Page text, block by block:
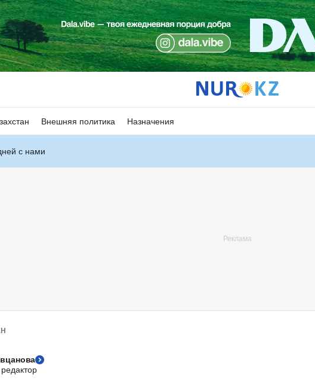
Внешняя политика Назначения
с нами